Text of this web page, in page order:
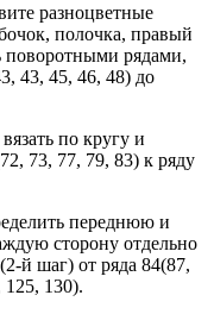
разноцветные
полочка, правый
поворотными рядами,
43, 45, 46, 48) до
по кругу и
73, 77, 79, 83) к ряду
переднюю и
сторону отдельно
й шаг) от ряда 84(87,
125, 130).